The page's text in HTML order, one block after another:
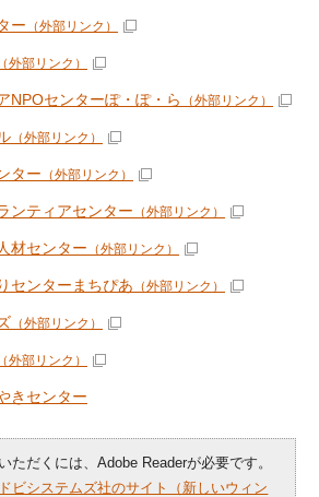
ー （外部リンク）
（外部リンク）
NPOセンターぽ・ぽ・ら （外部リンク）
（外部リンク）
ター （外部リンク）
ンティアセンター （外部リンク）
材センター （外部リンク）
センターまちぴあ （外部リンク）
（外部リンク）
（外部リンク）
きセンター
ただくには、Adobe Readerが必要です。
ビシステムズ社のサイト（新しいウィン